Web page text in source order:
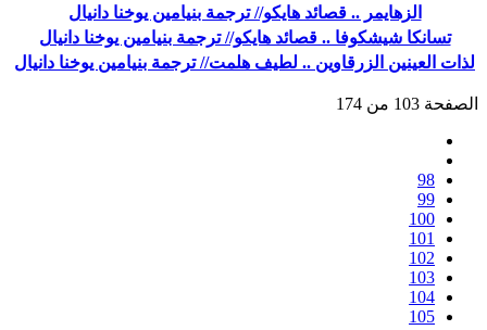
الزهايمر .. قصائد هايكو// ترجمة بنيامين يوخنا دانيال
تسانكا شيشكوفا .. قصائد هايكو// ترجمة بنيامين يوخنا دانيال
لذات العينين الزرقاوين .. لطيف هلمت// ترجمة بنيامين يوخنا دانيال
الصفحة 103 من 174
98
99
100
101
102
103
104
105